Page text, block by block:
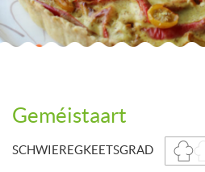
Geméistaart
SCHWIEREGKEETSGRAD